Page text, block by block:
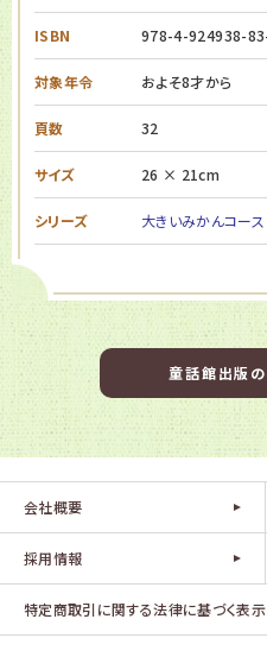
ISBN 978-4-924938-
対象年令 およそ8才から
頁数 32
サイズ 26 × 21cm
シリーズ 大きいみかんコース
童話館出版
会社概要
採用情報
特定商取引に関する法律に基づく表示